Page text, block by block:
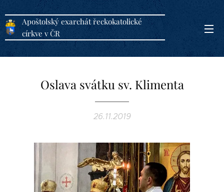
Apoštolský exarchát řeckokatolické
církve v ČR
Oslava svátku sv. Klimenta
26.11.2019